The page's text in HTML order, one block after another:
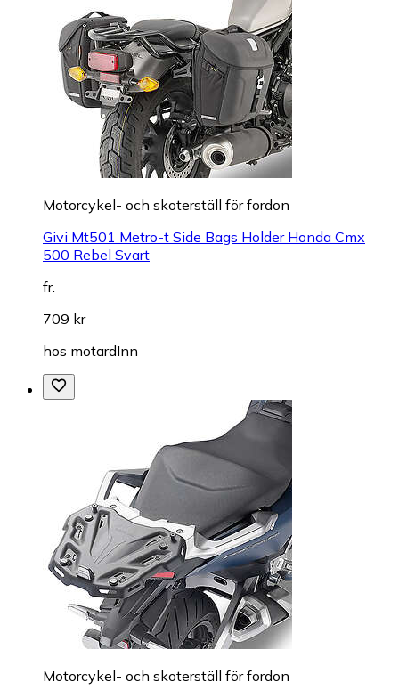
Motorcykel- och skoterställ för fordon
Givi Mt501 Metro-t Side Bags Holder Honda Cmx
500 Rebel Svart
fr.
709 kr
hos motardInn
Motorcykel- och skoterställ för fordon